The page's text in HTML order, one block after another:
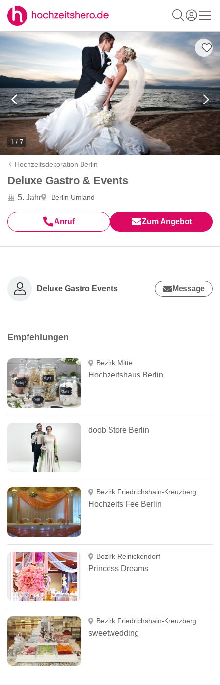
1 / 7
Hochzeitsdekoration Berlin
Deluxe Gastro & Events
5. Jahr Berlin Umland
Anruf Zum Angebot
Deluxe Gastro Events Message
Empfehlungen
Bezirk Mitte
Hochzeitshaus Berlin
doob Store Berlin
Bezirk Friedrichshain-Kreuzberg
Hochzeits Fee Berlin
Bezirk Reinickendorf
Princess Dreams
Bezirk Friedrichshain-Kreuzberg
sweetwedding